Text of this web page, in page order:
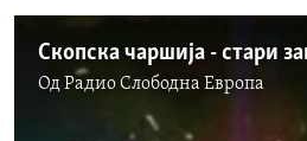
Скопска чаршија - стари
ОдРадио Слободна Eвропа